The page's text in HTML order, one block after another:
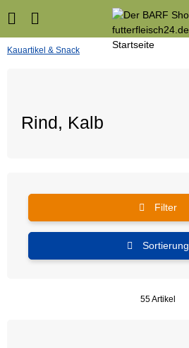
Kauartikel & Snack
Rind, Kalb
Filter
Sortierung
55 Artikel